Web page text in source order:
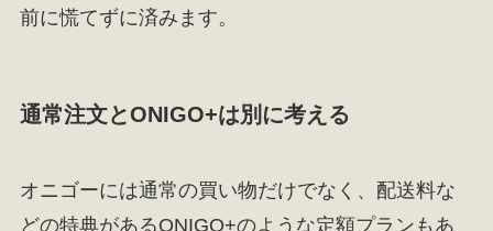
前に慌てずに済みます。
通常注文とONIGO+は別に考える
オニゴーには通常の買い物だけでなく、配送料な
どの特典があるONIGO+のような定額プランもあ